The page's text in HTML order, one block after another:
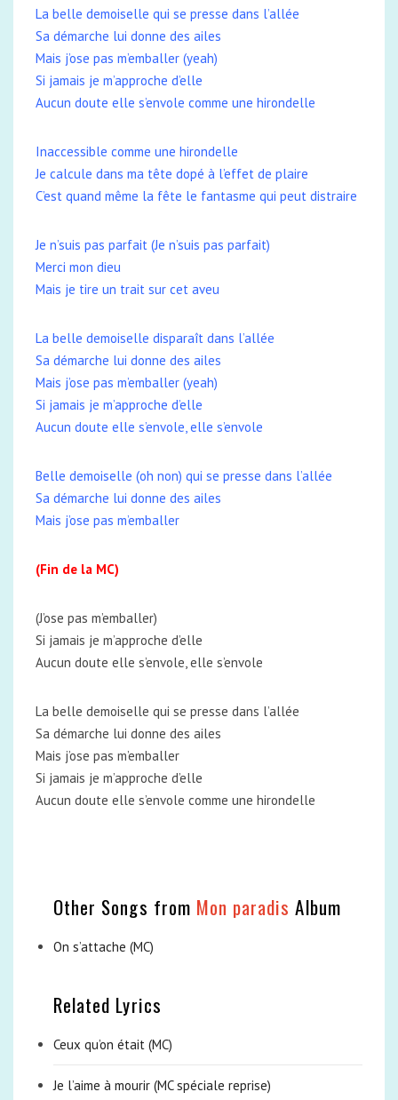
La belle demoiselle qui se presse dans l’allée
Sa démarche lui donne des ailes
Mais j’ose pas m’emballer (yeah)
Si jamais je m’approche d’elle
Aucun doute elle s’envole comme une hirondelle
Inaccessible comme une hirondelle
Je calcule dans ma tête dopé à l’effet de plaire
C’est quand même la fête le fantasme qui peut distraire
Je n’suis pas parfait (Je n’suis pas parfait)
Merci mon dieu
Mais je tire un trait sur cet aveu
La belle demoiselle disparaît dans l’allée
Sa démarche lui donne des ailes
Mais j’ose pas m’emballer (yeah)
Si jamais je m’approche d’elle
Aucun doute elle s’envole, elle s’envole
Belle demoiselle (oh non) qui se presse dans l’allée
Sa démarche lui donne des ailes
Mais j’ose pas m’emballer
(Fin de la MC)
(J’ose pas m’emballer)
Si jamais je m’approche d’elle
Aucun doute elle s’envole, elle s’envole
La belle demoiselle qui se presse dans l’allée
Sa démarche lui donne des ailes
Mais j’ose pas m’emballer
Si jamais je m’approche d’elle
Aucun doute elle s’envole comme une hirondelle
Other Songs from Mon paradis Album
On s’attache (MC)
Related Lyrics
Ceux qu’on était (MC)
Je l’aime à mourir (MC spéciale reprise)